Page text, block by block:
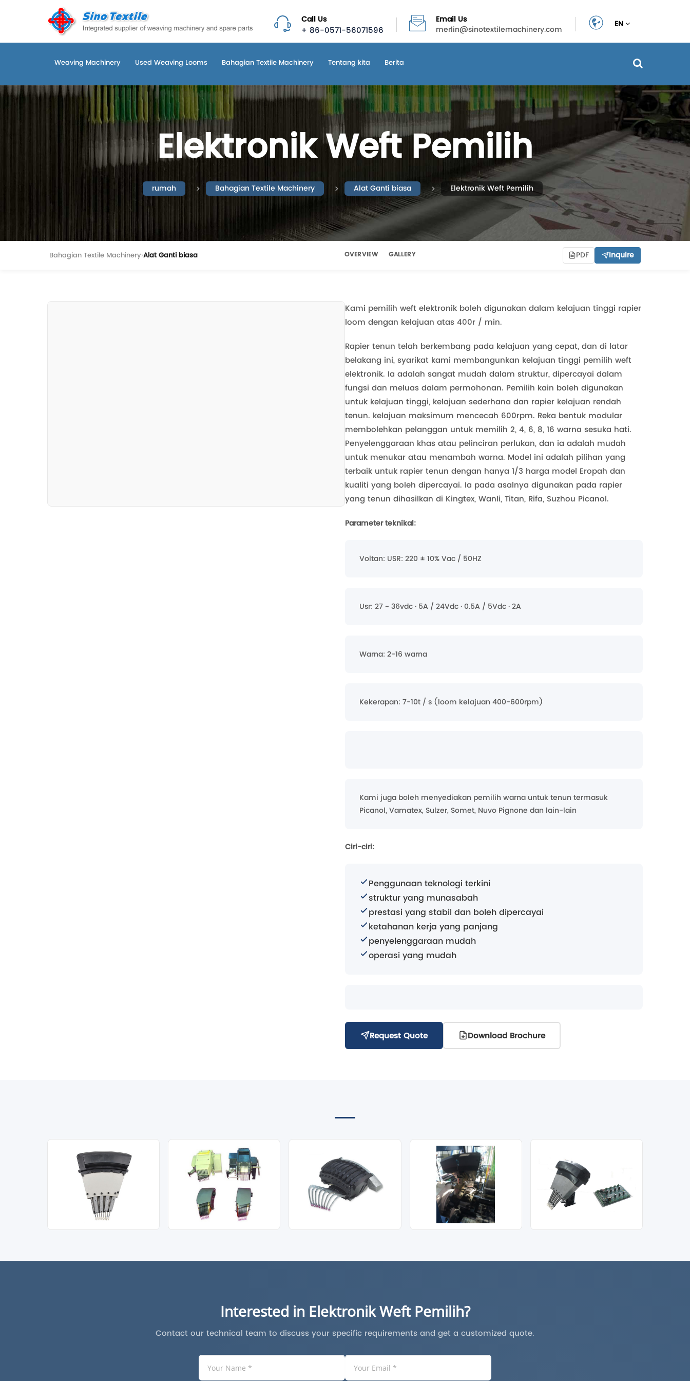
Call Us
+ 86-0571-56071596
Email Us
merlin@sinotextilemachinery.com
EN
Weaving Machinery Used Weaving Looms Bahagian Textile Machinery Tentang kita Berita
Elektronik Weft Pemilih
rumah Bahagian Textile Machinery Alat Ganti biasa Elektronik Weft Pemilih
Bahagian Textile Machinery›Alat Ganti biasa OVERVIEW GALLERY PDF Inquire
Kami pemilih weft elektronik boleh digunakan dalam kelajuan tinggi rapier
loom dengan kelajuan atas 400r / min.
Rapier tenun telah berkembang pada kelajuan yang cepat, dan di latar
belakang ini, syarikat kami membangunkan kelajuan tinggi pemilih weft
elektronik. Ia adalah sangat mudah dalam struktur, dipercayai dalam
fungsi dan meluas dalam permohonan. Pemilih kain boleh digunakan
untuk kelajuan tinggi, kelajuan sederhana dan rapier kelajuan rendah
tenun. kelajuan maksimum mencecah 600rpm. Reka bentuk modular
membolehkan pelanggan untuk memilih 2, 4, 6, 8, 16 warna sesuka hati.
Penyelenggaraan khas atau pelinciran perlukan, dan ia adalah mudah
untuk menukar atau menambah warna. Model ini adalah pilihan yang
terbaik untuk rapier tenun dengan hanya 1/3 harga model Eropah dan
kualiti yang boleh dipercayai. Ia pada asalnya digunakan pada rapier
yang tenun dihasilkan di Kingtex, Wanli, Titan, Rifa, Suzhou Picanol.
Parameter teknikal:
Voltan: USR: 220 ± 10% Vac / 50HZ
Usr: 27 ~ 36vdc · 5A / 24Vdc · 0.5A / 5Vdc · 2A
Warna: 2-16 warna
Kekerapan: 7-10t / s (loom kelajuan 400-600rpm)
Kami juga boleh menyediakan pemilih warna untuk tenun termasuk
Picanol, Vamatex, Sulzer, Somet, Nuvo Pignone dan lain-lain
Ciri-ciri:
Penggunaan teknologi terkini
struktur yang munasabah
prestasi yang stabil dan boleh dipercayai
ketahanan kerja yang panjang
penyelenggaraan mudah
operasi yang mudah
Request Quote Download Brochure
Interested in Elektronik Weft Pemilih?
Contact our technical team to discuss your specific requirements and get a customized quote.